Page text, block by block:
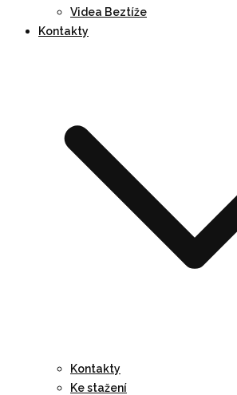
Videa Beztíže
Kontakty
Kontakty
Ke stažení